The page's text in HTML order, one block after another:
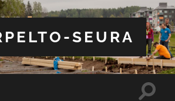
SEURA
Toggle